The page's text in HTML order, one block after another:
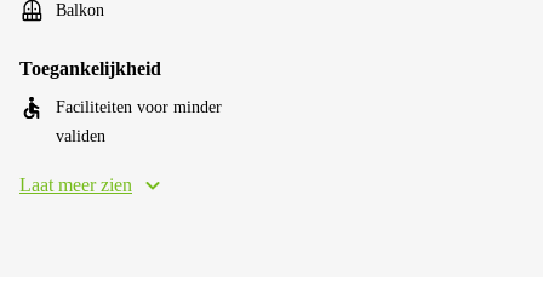
Balkon
Toegankelijkheid
Faciliteiten voor minder
validen
Laat meer zien